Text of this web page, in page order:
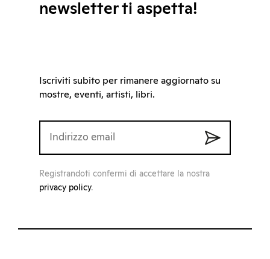
newsletter ti aspetta!
Iscriviti subito per rimanere aggiornato su
mostre, eventi, artisti, libri.
Registrandoti confermi di accettare la nostra
privacy policy.